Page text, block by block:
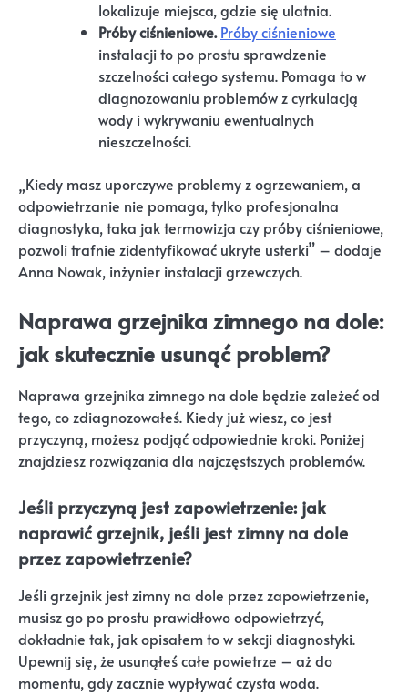
lokalizuje miejsca, gdzie się ulatnia.
Próby ciśnieniowe. Próby ciśnieniowe
instalacji to po prostu sprawdzenie
szczelności całego systemu. Pomaga to w
diagnozowaniu problemów z cyrkulacją
wody i wykrywaniu ewentualnych
nieszczelności.
„Kiedy masz uporczywe problemy z ogrzewaniem, a
odpowietrzanie nie pomaga, tylko profesjonalna
diagnostyka, taka jak termowizja czy próby ciśnieniowe,
pozwoli trafnie zidentyfikować ukryte usterki” – dodaje
Anna Nowak, inżynier instalacji grzewczych.
Naprawa grzejnika zimnego na dole:
jak skutecznie usunąć problem?
Naprawa grzejnika zimnego na dole będzie zależeć od
tego, co zdiagnozowałeś. Kiedy już wiesz, co jest
przyczyną, możesz podjąć odpowiednie kroki. Poniżej
znajdziesz rozwiązania dla najczęstszych problemów.
Jeśli przyczyną jest zapowietrzenie: jak
naprawić grzejnik, jeśli jest zimny na dole
przez zapowietrzenie?
Jeśli grzejnik jest zimny na dole przez zapowietrzenie,
musisz go po prostu prawidłowo odpowietrzyć,
dokładnie tak, jak opisałem to w sekcji diagnostyki.
Upewnij się, że usunąłeś całe powietrze – aż do
momentu, gdy zacznie wypływać czysta woda.